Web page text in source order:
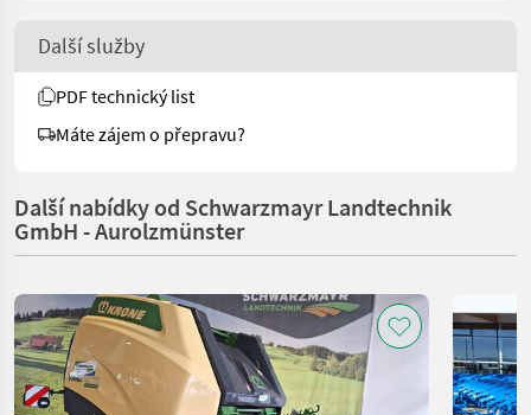
Další služby
PDF technický list
Máte zájem o přepravu?
Další nabídky od Schwarzmayr Landtechnik
GmbH - Aurolzmünster